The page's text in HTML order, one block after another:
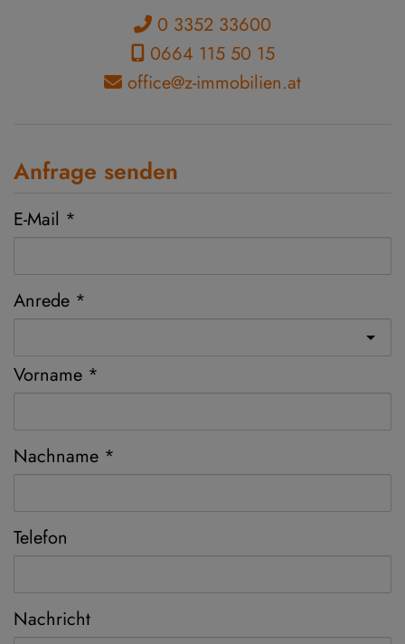
0 3352 33600
0664 115 50 15
office@z-immobilien.at
Anfrage senden
E-Mail
Anrede
Vorname
Nachname
Telefon
Nachricht